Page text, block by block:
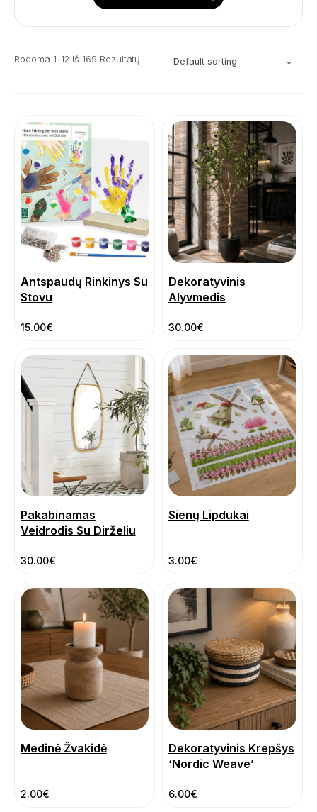
Rodoma 1–12 Iš 169 Rezultatų
Antspaudų Rinkinys Su
Stovu
15.00€
Dekoratyvinis
Alyvmedis
30.00€
Pakabinamas
Veidrodis Su Dirželiu
30.00€
Sienų Lipdukai
3.00€
Medinė Žvakidė
2.00€
Dekoratyvinis Krepšys
‘Nordic Weave’
6.00€